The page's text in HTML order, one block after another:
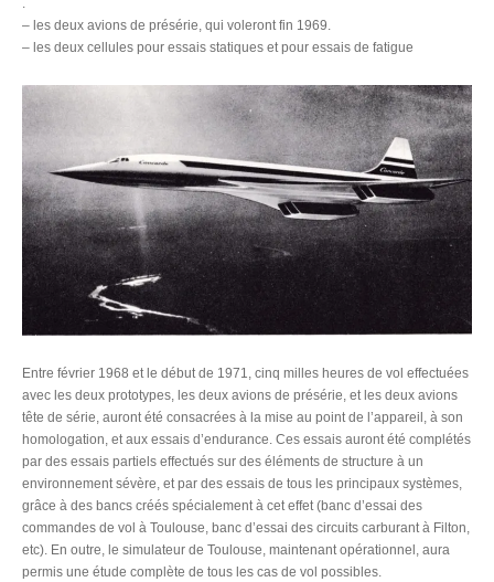
– les deux avions de présérie, qui voleront fin 1969.
– les deux cellules pour essais statiques et pour essais de fatigue
Entre février 1968 et le début de 1971, cinq milles heures de vol effectuées
avec les deux prototypes, les deux avions de présérie, et les deux avions
tête de série, auront été consacrées à la mise au point de l’appareil, à son
homologation, et aux essais d’endurance. Ces essais auront été complétés
par des essais partiels effectués sur des éléments de structure à un
environnement sévère, et par des essais de tous les principaux systèmes,
grâce à des bancs créés spécialement à cet effet (banc d’essai des
commandes de vol à Toulouse, banc d’essai des circuits carburant à Filton,
etc). En outre, le simulateur de Toulouse, maintenant opérationnel, aura
permis une étude complète de tous les cas de vol possibles.